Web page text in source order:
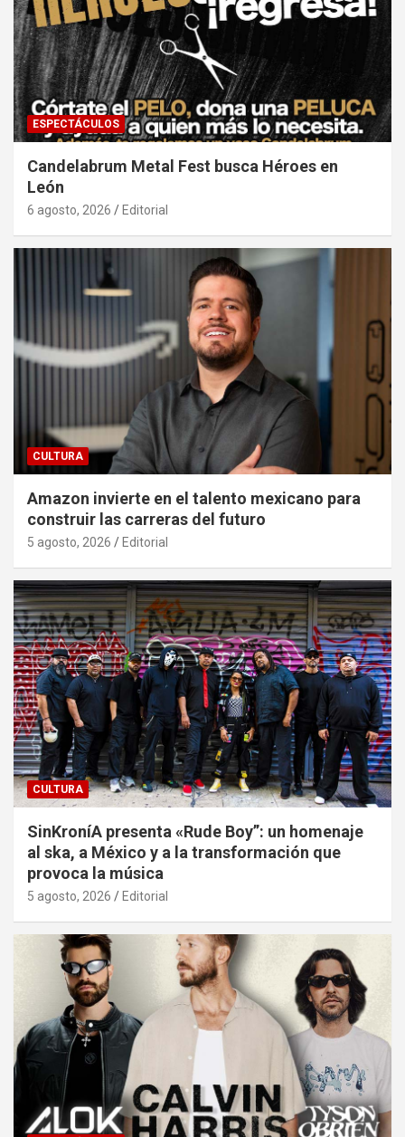
ESPECTÁCULOS
Candelabrum Metal Fest busca Héroes en
León
6 agosto, 2026 Editorial
CULTURA
Amazon invierte en el talento mexicano para
construir las carreras del futuro
5 agosto, 2026 Editorial
CULTURA
SinKroníA presenta «Rude Boy”: un homenaje
al ska, a México y a la transformación que
provoca la música
5 agosto, 2026 Editorial